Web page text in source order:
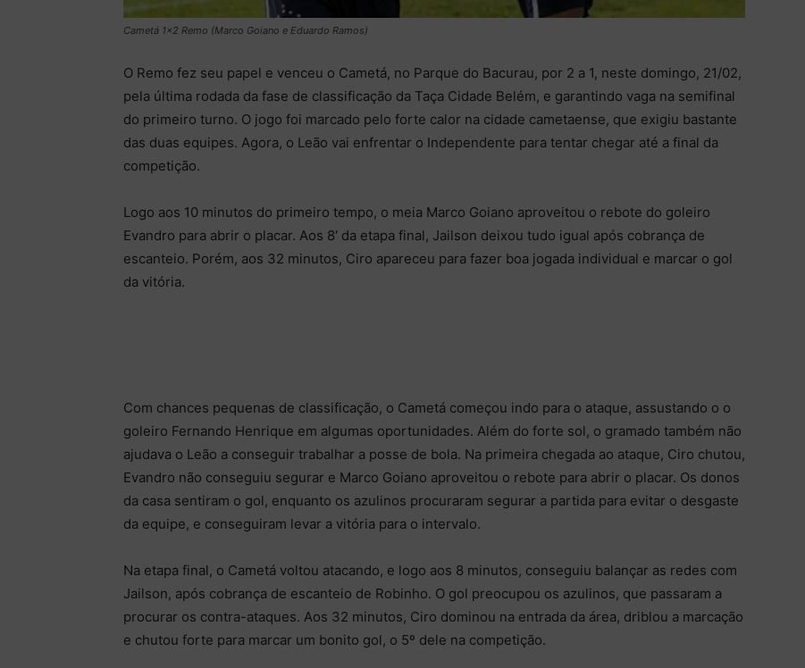
Cametá 1x2 Remo (Marco Goiano e Eduardo Ramos)
O Remo fez seu papel e venceu o Cametá, no Parque do Bacurau, por 2 a 1, neste domingo, 21/02,
pela última rodada da fase de classificação da Taça Cidade Belém, e garantindo vaga na semifinal
do primeiro turno. O jogo foi marcado pelo forte calor na cidade cametaense, que exigiu bastante
das duas equipes. Agora, o Leão vai enfrentar o Independente para tentar chegar até a final da
competição.
Logo aos 10 minutos do primeiro tempo, o meia Marco Goiano aproveitou o rebote do goleiro
Evandro para abrir o placar. Aos 8′ da etapa final, Jailson deixou tudo igual após cobrança de
escanteio. Porém, aos 32 minutos, Ciro apareceu para fazer boa jogada individual e marcar o gol
da vitória.
Com chances pequenas de classificação, o Cametá começou indo para o ataque, assustando o o
goleiro Fernando Henrique em algumas oportunidades. Além do forte sol, o gramado também não
ajudava o Leão a conseguir trabalhar a posse de bola. Na primeira chegada ao ataque, Ciro chutou,
Evandro não conseguiu segurar e Marco Goiano aproveitou o rebote para abrir o placar. Os donos
da casa sentiram o gol, enquanto os azulinos procuraram segurar a partida para evitar o desgaste
da equipe, e conseguiram levar a vitória para o intervalo.
Na etapa final, o Cametá voltou atacando, e logo aos 8 minutos, conseguiu balançar as redes com
Jailson, após cobrança de escanteio de Robinho. O gol preocupou os azulinos, que passaram a
procurar os contra-ataques. Aos 32 minutos, Ciro dominou na entrada da área, driblou a marcação
e chutou forte para marcar um bonito gol, o 5º dele na competição.